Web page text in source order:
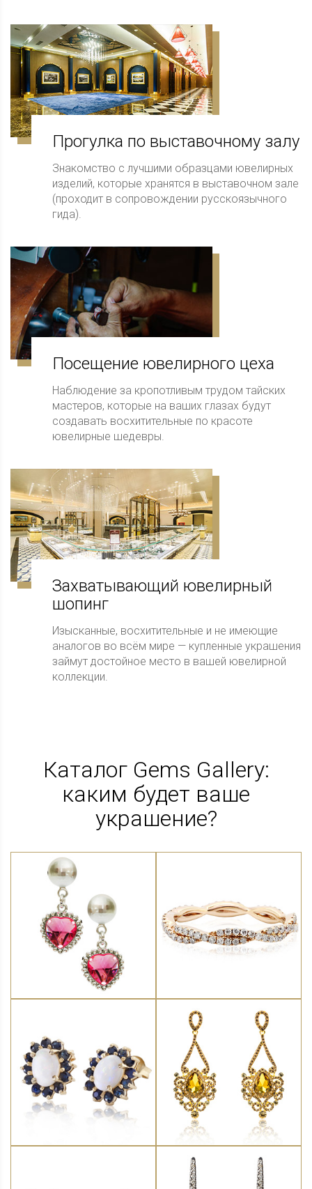
Посещение ювелирного цеха
Наблюдение за кропотливым трудом тайских
мастеров, которые на ваших глазах будут
создавать восхитительные по красоте
ювелирные шедевры.
Прогулка по выставочному залу
Знакомство с лучшими образцами ювелирных
изделий, которые хранятся в выставочном зале
(проходит в сопровождении русскоязычного
гида).
Захватывающий ювелирный
шопинг
Изысканные, восхитительные и не имеющие
аналогов во всём мире — купленные украшения
займут достойное место в вашей ювелирной
коллекции.
Каталог Gems Gallery:
каким будет ваше
украшение?